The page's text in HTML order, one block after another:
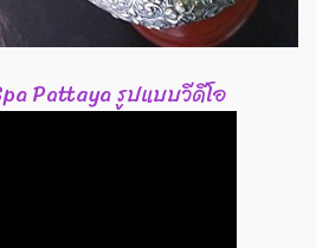
Pattaya รูปแบบวีดีโอ